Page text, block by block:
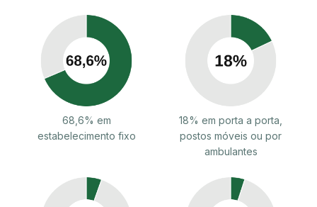
68,6% em
estabelecimento fixo
18% em porta a porta,
postos móveis ou por
ambulantes